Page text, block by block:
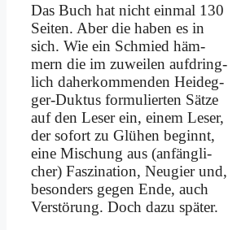
Das Buch hat nicht ein­mal 130
Sei­ten. Aber die ha­ben es in
sich. Wie ein Schmied häm­
mern die im zu­wei­len auf­dring­
lich da­her­kom­men­den Heid­eg­
ger-Duk­tus for­mu­lier­ten Sät­ze
auf den Le­ser ein, ei­nem Le­ser,
der so­fort zu Glü­hen be­ginnt,
ei­ne Mi­schung aus (an­fäng­li­
cher) Fas­zi­na­ti­on, Neu­gier und,
be­son­ders ge­gen En­de, auch
Ver­stö­rung. Doch da­zu spä­ter.